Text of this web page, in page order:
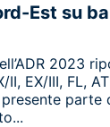
Est su
2023
EX/III, FL,
parte